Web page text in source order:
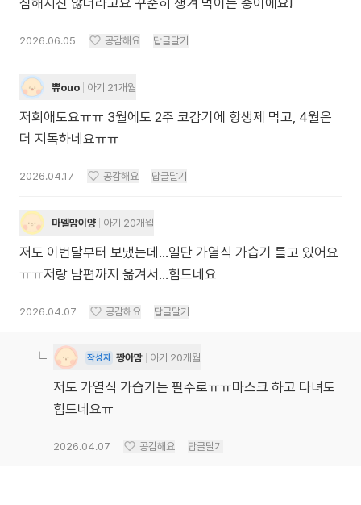
심해지진 않더라고요 꾸준히 챙겨 먹이는 중이에요!
2026.06.05 공감해요 답글달기
쀼ouo 아기 21개월
저희애도요ㅠㅠ 3월에도 2주 코감기에 항생제 먹고, 4월은
더 지독하네요ㅠㅠ
2026.04.17 공감해요 답글달기
마멜맘이양 아기 20개월
저도 이번달부터 보냈는데…일단 가열식 가습기 틀고 있어요
ㅠㅠ저랑 남편까지 옮겨서…힘드네요
2026.04.07 공감해요 답글달기
작성자 짱아맘 아기 20개월
저도 가열식 가습기는 필수로ㅠㅠ마스크 하고 다녀도
힘드네요ㅠ
2026.04.07 공감해요 답글달기